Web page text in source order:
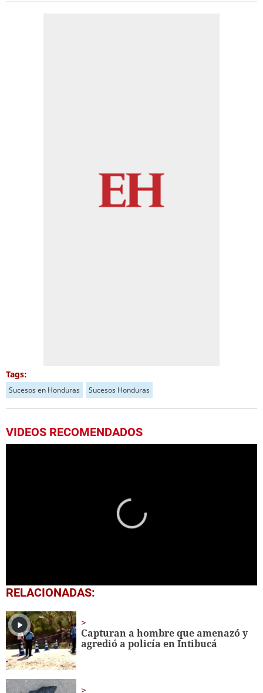
Tags:
Sucesos en Honduras Sucesos Honduras
VIDEOS RECOMENDADOS
0
of
minute,
28
seconds
RELACIONADAS:
Capturan a hombre que amenazó y
agredió a policía en Intibucá